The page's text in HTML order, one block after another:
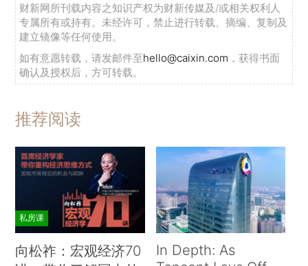
财新网所刊载内容之知识产权为财新传媒及/或相关权利人
专属所有或持有。未经许可，禁止进行转载、摘编、复制及
建立镜像等任何使用。
如有意愿转载，请发邮件至hello@caixin.com ，获得书面
确认及授权后，方可转载。
推荐阅读
私房课
向松祚：宏观经济70
In Depth: As